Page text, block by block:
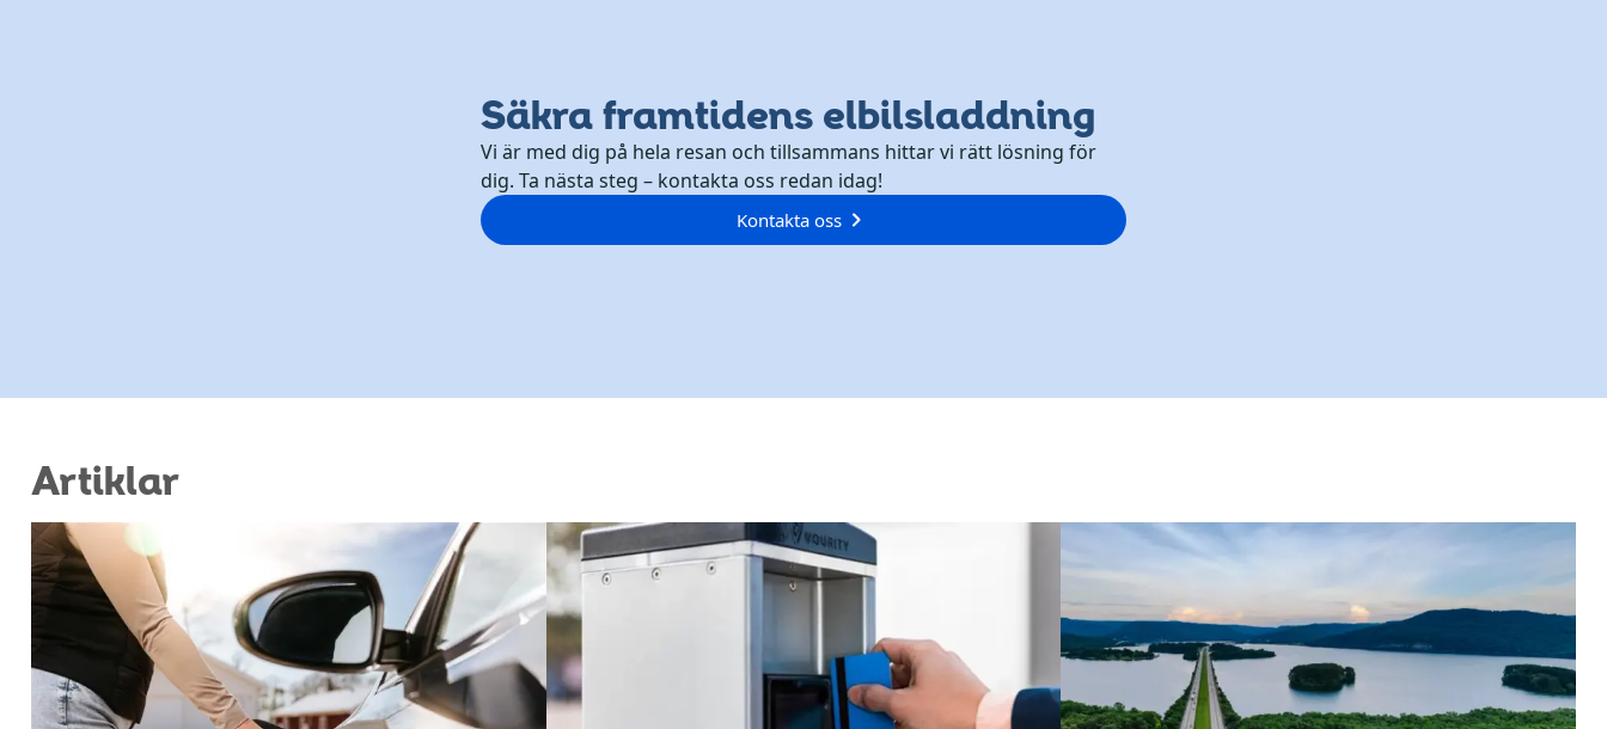
Säkra framtidens elbilsladdning
Vi är med dig på hela resan och tillsammans hittar vi rätt lösning för
dig. Ta nästa steg – kontakta oss redan idag!
Kontakta oss
Artiklar